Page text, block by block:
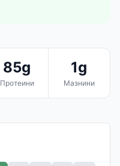
85g
Протеини
1g
Мазнини